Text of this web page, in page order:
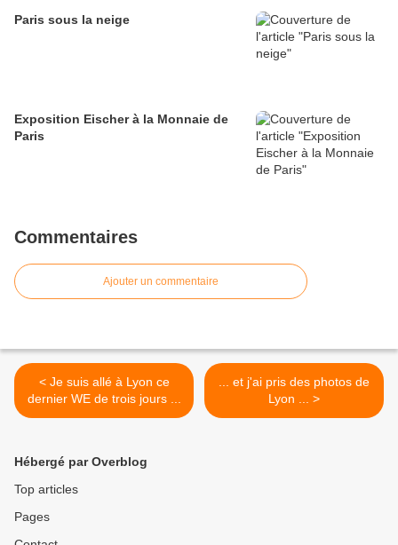
Paris sous la neige
Exposition Eischer à la Monnaie de
Paris
Commentaires
Ajouter un commentaire
< Je suis allé à Lyon ce
dernier WE de trois jours ...
... et j'ai pris des photos de
Lyon ... >
Hébergé par Overblog
Top articles
Pages